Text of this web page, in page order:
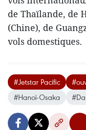
de Thaïlande, de
(Chine), de
vols domestiques.
#Jetstar Pacific
#Hanoi-Osaka